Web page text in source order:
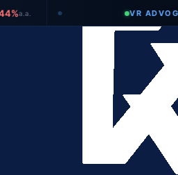
● VR ADVOGADOS